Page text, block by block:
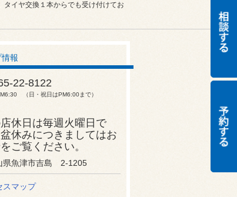
イヤ交換１本からでも受け付けてお
報
22-8122
（日・祝日はPM6:00まで）
休日は毎週火曜日で
休みにつきましてはお
ご覧ください。
県魚津市吉島 2-1205
スマップ